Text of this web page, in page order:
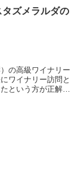
ズメラルダの
の高級ワイナリー
ワイナリー訪問と
という方が正解で